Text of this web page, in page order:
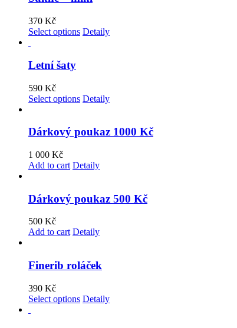
370 Kč
Select options Detaily
Letní šaty
590 Kč
Select options Detaily
Dárkový poukaz 1000 Kč
1 000 Kč
Add to cart Detaily
Dárkový poukaz 500 Kč
500 Kč
Add to cart Detaily
Finerib roláček
390 Kč
Select options Detaily